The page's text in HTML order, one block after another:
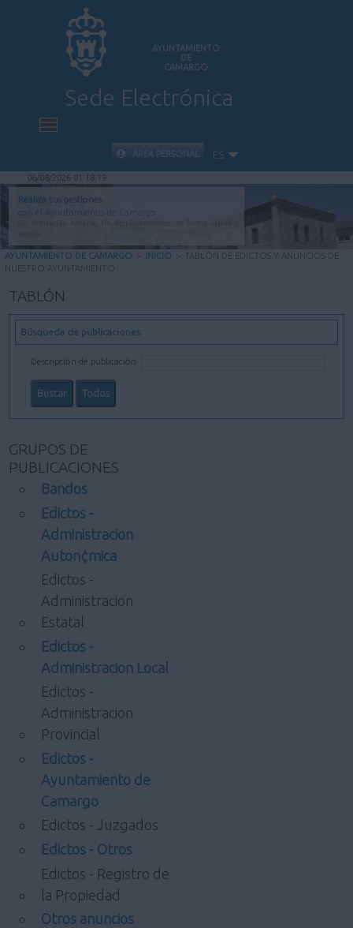
AYUNTAMIENTO
DE
CAMARGO
Sede Electrónica
INICIO
INFORMACIÓN PÚBLICA
CARPETA CIUDADANA
VALIDACIÓN DE DOCUMENTOS
AYUDA
ÁREA PERSONAL ES
06/08/2026 01:18:20
Realiza tus gestiones
con el Ayuntamiento de Camargo
AYUNTAMIENTO DE CAMARGO > INICIO > TABLÓN DE EDICTOS Y ANUNCIOS DE
NUESTRO AYUNTAMIENTO
TABLÓN
Búsqueda de publicaciones
Descripción de publicación
GRUPOS DE
PUBLICACIONES
Bandos
Edictos -
Administracion
Auton¢mica
Edictos -
Administracion
Estatal
Edictos -
Administracion Local
Edictos -
Administracion
Provincial
Edictos -
Ayuntamiento de
Camargo
Edictos - Juzgados
Edictos - Otros
Edictos - Registro de
la Propiedad
Otros anuncios